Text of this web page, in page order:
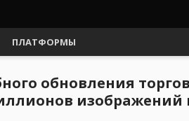
ПЛАТФОРМЫ
обновления